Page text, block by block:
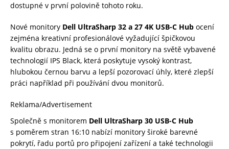
dostupné v první polovině tohoto roku.
Nové monitory Dell UltraSharp 32 a 27 4K USB-C Hub ocení
zejména kreativní profesionálové vyžadující špičkovou
kvalitu obrazu. Jedná se o první monitory na světě vybavené
technologií IPS Black, která poskytuje vysoký kontrast,
hlubokou černou barvu a lepší pozorovací úhly, které zlepší
práci například při používání dvou monitorů.
Reklama/Advertisement
Společně s monitorem Dell UltraSharp 30 USB-C Hub
s poměrem stran 16:10 nabízí monitory široké barevné
pokrytí, řadu portů pro připojení zařízení a také technologii